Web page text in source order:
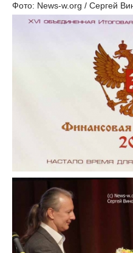
Фото: News-w.org / Сергей